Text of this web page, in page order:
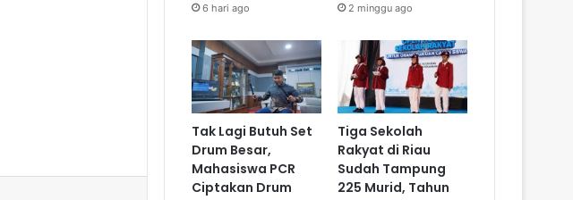
6 hari ago 2 minggu ago
Tak Lagi Butuh Set
Drum Besar,
Mahasiswa PCR
Ciptakan Drum
Tiga Sekolah
Rakyat di Riau
Sudah Tampung
225 Murid, Tahun